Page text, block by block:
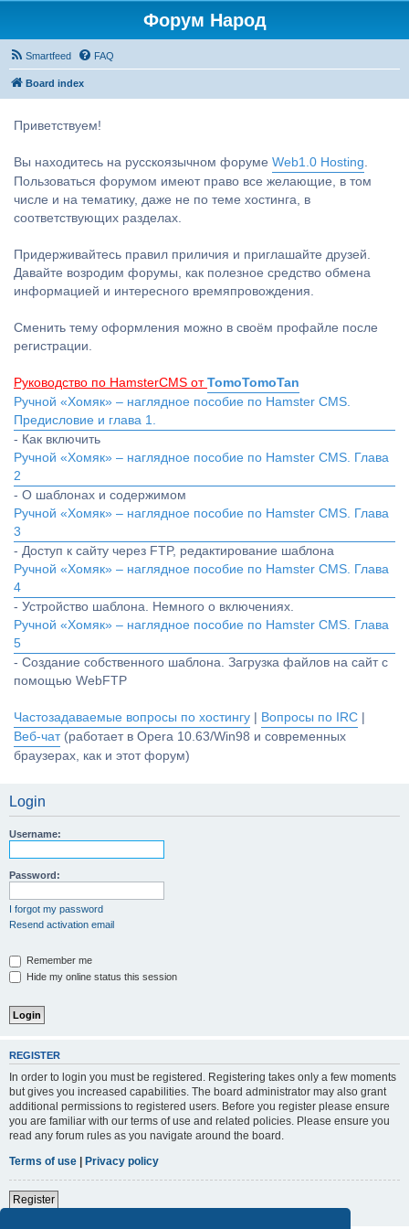
Форум Народ
Smartfeed FAQ
Board index
Приветствуем!
Вы находитесь на русскоязычном форуме Web1.0 Hosting.
Пользоваться форумом имеют право все желающие, в том
числе и на тематику, даже не по теме хостинга, в
соответствующих разделах.
Придерживайтесь правил приличия и приглашайте друзей.
Давайте возродим форумы, как полезное средство обмена
информацией и интересного времяпровождения.
Сменить тему оформления можно в своём профайле после
регистрации.
Руководство по HamsterCMS от TomoTomoTan
Ручной «Хомяк» – наглядное пособие по Hamster CMS.
Предисловие и глава 1.
- Как включить
Ручной «Хомяк» – наглядное пособие по Hamster CMS. Глава
2
- О шаблонах и содержимом
Ручной «Хомяк» – наглядное пособие по Hamster CMS. Глава
3
- Доступ к сайту через FTP, редактирование шаблона
Ручной «Хомяк» – наглядное пособие по Hamster CMS. Глава
4
- Устройство шаблона. Немного о включениях.
Ручной «Хомяк» – наглядное пособие по Hamster CMS. Глава
5
- Создание собственного шаблона. Загрузка файлов на сайт с
помощью WebFTP
Частозадаваемые вопросы по хостингу Вопросы по IRC
Веб-чат(работает в Opera 10.63/Win98 и современных
браузерах, как и этот форум)
Login
Username:
Password:
I forgot my password
Resend activation email
Remember me
Hide my online status this session
REGISTER
In order to login you must be registered. Registering takes only a few moments
but gives you increased capabilities. The board administrator may also grant
additional permissions to registered users. Before you register please ensure
you are familiar with our terms of use and related policies. Please ensure you
read any forum rules as you navigate around the board.
Terms of use | Privacy policy
Register